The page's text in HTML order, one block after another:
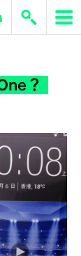
ERP 與商業 AI
？